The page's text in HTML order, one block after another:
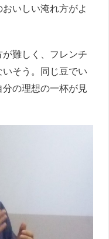
いしい淹れ方がよ
難しく、フレンチ
そう。同じ豆でい
の理想の一杯が見